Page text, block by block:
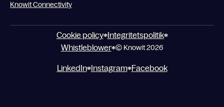
Knowit Connectivity
Cookie policy Integritetspolitik
Whistleblower © Knowit 2026
LinkedIn Instagram Facebook